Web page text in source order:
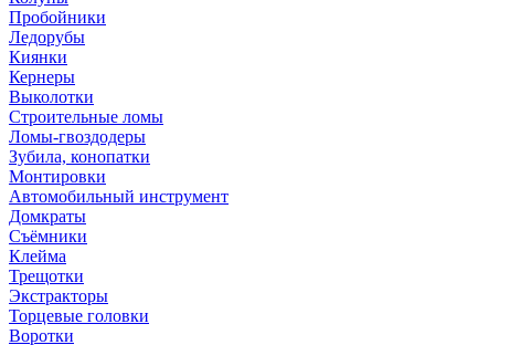
Пробойники
Ледорубы
Киянки
Кернеры
Выколотки
Строительные ломы
Ломы-гвоздодеры
Зубила, конопатки
Монтировки
Автомобильный инструмент
Домкраты
Съёмники
Клейма
Трещотки
Экстракторы
Торцевые головки
Воротки